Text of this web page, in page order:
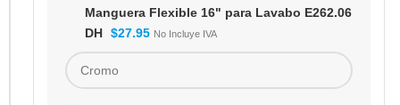
Manguera Flexible 16" para Lavabo E262.06
DH $27.95 No Incluye IVA